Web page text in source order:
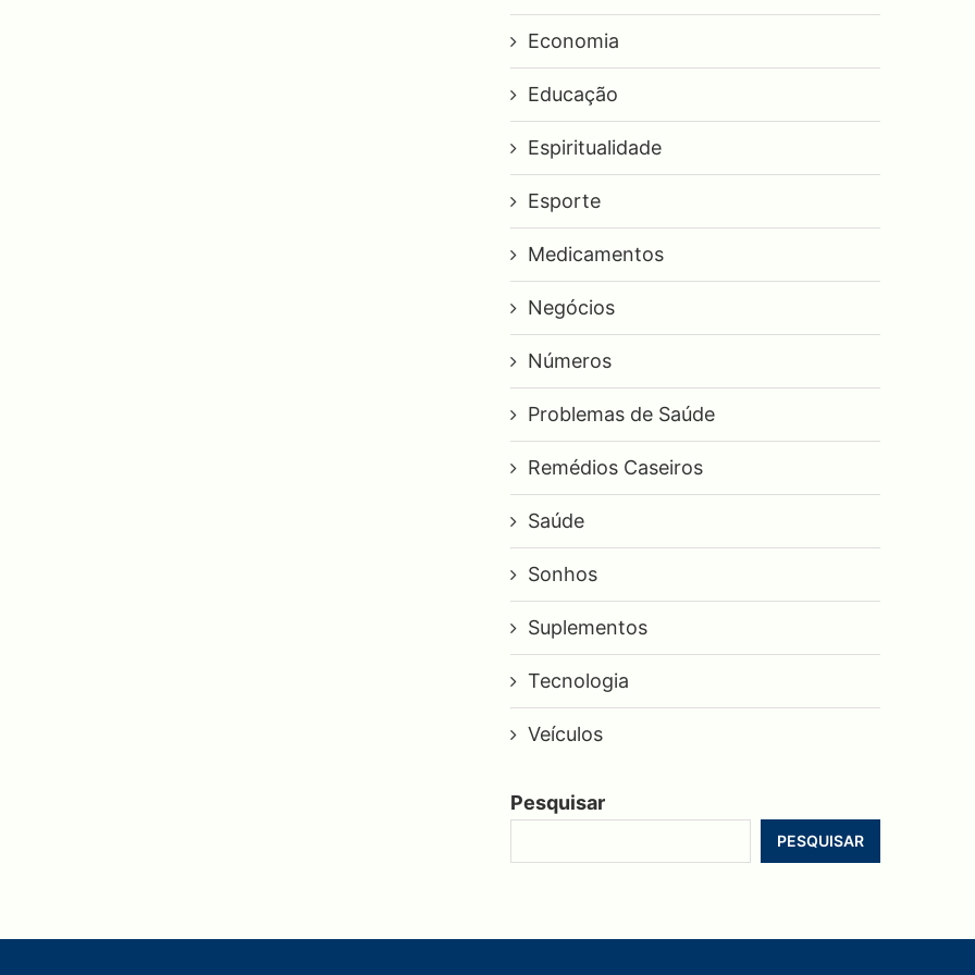
Economia
Educação
Espiritualidade
Esporte
Medicamentos
Negócios
Números
Problemas de Saúde
Remédios Caseiros
Saúde
Sonhos
Suplementos
Tecnologia
Veículos
Pesquisar
PESQUISAR